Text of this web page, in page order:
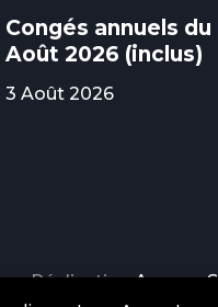
Congés annuels du
Août 2026 (inclus)
3 Août 2026
– RéalisationAgence